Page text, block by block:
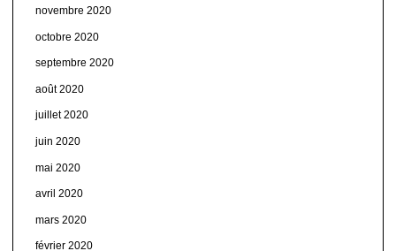
novembre 2020
octobre 2020
septembre 2020
août 2020
juillet 2020
juin 2020
mai 2020
avril 2020
mars 2020
février 2020